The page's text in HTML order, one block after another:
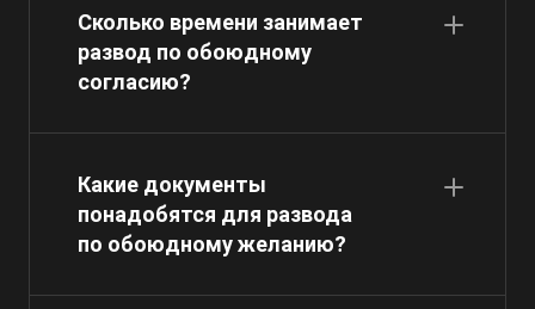
Сколько времени занимает
развод по обоюдному
согласию?
Какие документы
понадобятся для развода
по обоюдному желанию?